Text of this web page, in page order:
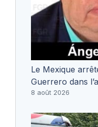
Le Mexique
Guerrero dans
8 août 2026